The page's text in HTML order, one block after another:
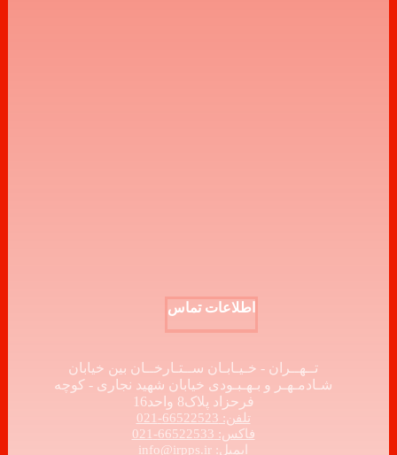
اطلاعات تماس
تــهــران - خـیـابـان ســتـارخــان بین خیابان
شـادمـهـر و بـهـبـودی خیابان شهید نجاری - کوچه
فرحزاد پلاک8 واحد16
تلفن: 66522523-021
فاکس: 66522533-021
ایمیل: info@irpps.ir